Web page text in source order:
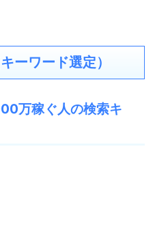
ーワード選定）
万稼ぐ人の検索キ